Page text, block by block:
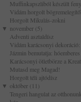
Muffinkapszliból készült
Vidám horgolt
Horgolt Mikulás-zokni
▼ november (5)
Adventi asztaldísz
Vidám karácsonyi
Jázmin bemutatja:
Karácsonyi ötletbörze a
Mutasd meg Magad!
Horgolt téli ajtódísz
▼ október (11)
Tengeri hangulat az